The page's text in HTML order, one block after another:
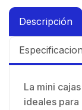
Descripción
La mini
ideales